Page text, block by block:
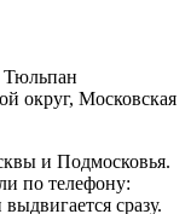
округ, Московская
и Подмосковья.
по телефону:
сразу.